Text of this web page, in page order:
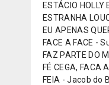
ESTÁCIO
ESTRANHA
EU APENAS
FACE A FACE -
FAZ PARTE DO
FÉ CEGA,
FEIA - Jacob do